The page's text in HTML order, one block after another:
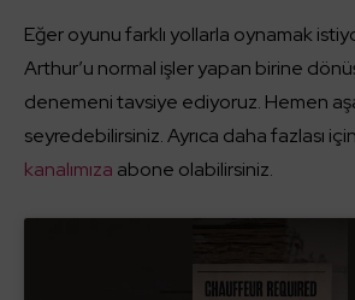
Eğer oyunu farklı yollarla oynamak
Arthur’u normal işler yapan birine
denemeni tavsiye ediyoruz. Hemen
seyredebilirsiniz. Ayrıca daha fazlası
kanalımıza abone olabilirsiniz.